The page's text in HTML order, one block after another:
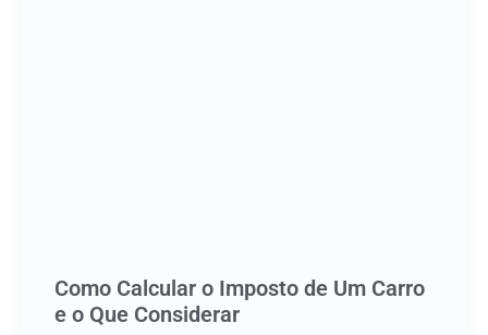
Como Calcular o Imposto de Um Carro
e o Que Considerar